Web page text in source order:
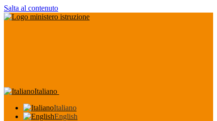
Salta al contenuto
Italiano
Italiano
English